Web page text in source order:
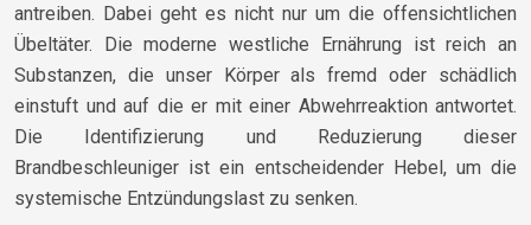
antreiben. Dabei geht es nicht nur um die offensichtlichen
Übeltäter. Die moderne westliche Ernährung ist reich an
Substanzen, die unser Körper als fremd oder schädlich
einstuft und auf die er mit einer Abwehrreaktion antwortet.
Die Identifizierung und Reduzierung dieser
Brandbeschleuniger ist ein entscheidender Hebel, um die
systemische Entzündungslast zu senken.